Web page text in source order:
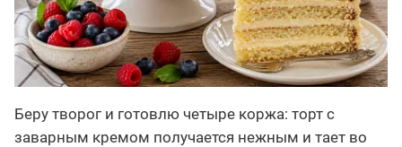
Беру творог и готовлю четыре коржа: торт с
заварным кремом получается нежным и тает во